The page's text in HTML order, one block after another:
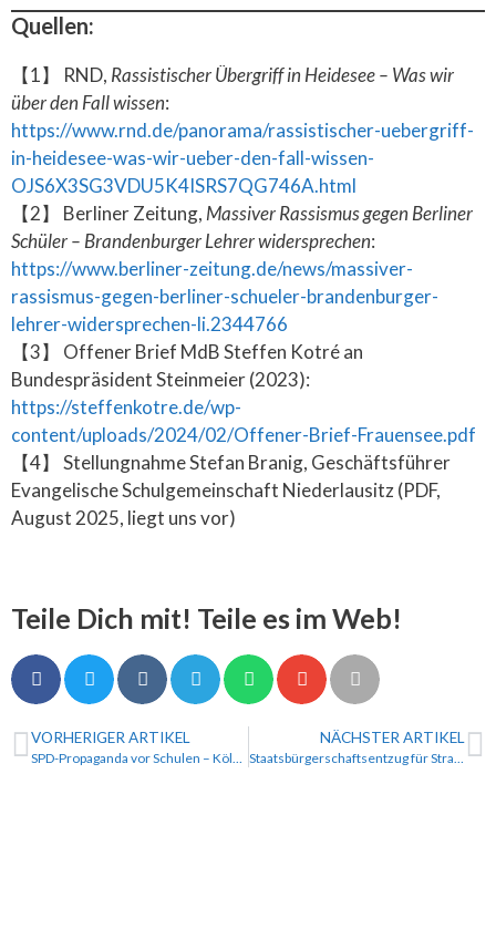
Quellen:
【1】 RND, Rassistischer Übergriff in Heidesee – Was wir
über den Fall wissen:
https://www.rnd.de/panorama/rassistischer-uebergriff-
in-heidesee-was-wir-ueber-den-fall-wissen-
OJS6X3SG3VDU5K4ISRS7QG746A.html
【2】 Berliner Zeitung, Massiver Rassismus gegen Berliner
Schüler – Brandenburger Lehrer widersprechen:
https://www.berliner-zeitung.de/news/massiver-
rassismus-gegen-berliner-schueler-brandenburger-
lehrer-widersprechen-li.2344766
【3】 Offener Brief MdB Steffen Kotré an
Bundespräsident Steinmeier (2023):
https://steffenkotre.de/wp-
content/uploads/2024/02/Offener-Brief-Frauensee.pdf
【4】 Stellungnahme Stefan Branig, Geschäftsführer
Evangelische Schulgemeinschaft Niederlausitz (PDF,
August 2025, liegt uns vor)
Teile Dich mit! Teile es im Web!
VORHERIGER ARTIKEL NÄCHSTER ARTIKEL